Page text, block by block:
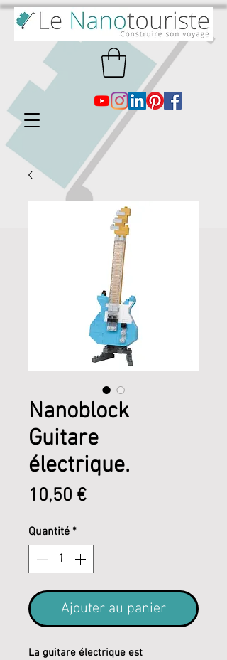
Nanoblock
Guitare
électrique.
10,50 €Prix
Quantité *
Ajouter au panier
La guitare électrique est